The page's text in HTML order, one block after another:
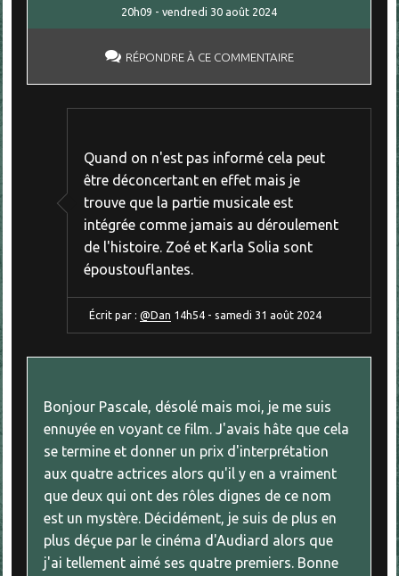
20h09 -vendredi 30 août 2024
RÉPONDRE À CE COMMENTAIRE
Quand on n'est pas informé cela peut
être déconcertant en effet mais je
trouve que la partie musicale est
intégrée comme jamais au déroulement
de l'histoire. Zoé et Karla Solia sont
époustouflantes.
Écrit par :@Dan 14h54 -samedi 31 août 2024
Bonjour Pascale, désolé mais moi, je me suis
ennuyée en voyant ce film. J'avais hâte que cela
se termine et donner un prix d'interprétation
aux quatre actrices alors qu'il y en a vraiment
que deux qui ont des rôles dignes de ce nom
est un mystère. Décidément, je suis de plus en
plus déçue par le cinéma d'Audiard alors que
j'ai tellement aimé ses quatre premiers. Bonne